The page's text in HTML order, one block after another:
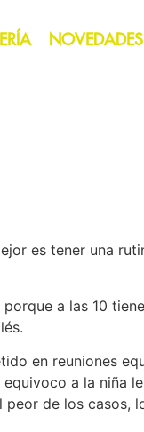
NOVEDADES
es tener una
a las 10
en reuniones
a la niña
de los casos,